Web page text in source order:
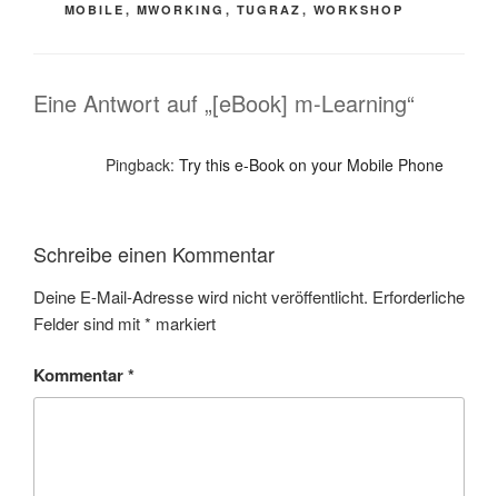
MOBILE , MWORKING , TUGRAZ , WORKSHOP
Eine Antwort auf „[eBook] m-Learning“
Pingback: Try this e-Book on your Mobile Phone
Schreibe einen Kommentar
Deine E-Mail-Adresse wird nicht veröffentlicht. Erforderliche
Felder sind mit* markiert
Kommentar*